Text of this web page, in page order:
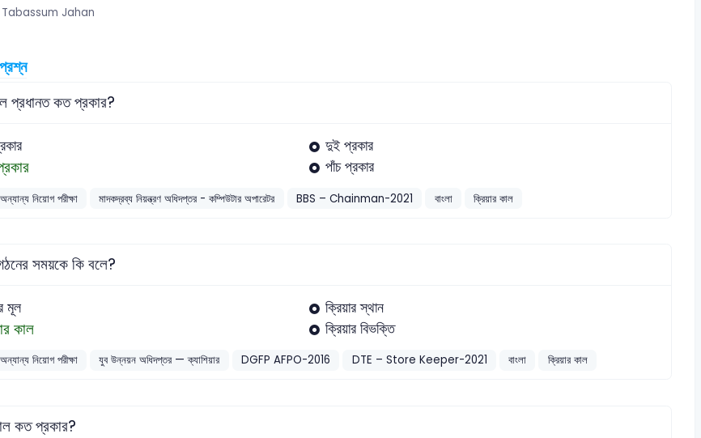
Jahan
প্রধানত কত প্রকার?
দুই প্রকার
পাঁচ প্রকার
নিয়োগ পরীক্ষা মাদকদ্রব্য নিয়ন্ত্রণ অধিদপ্তর - কম্পিউটার অপারেটর BBS – Chainman-2021 বাংলা ক্রিয়ার কাল
সময়কে কি বলে?
মূল ক্রিয়ার স্থান
কাল ক্রিয়ার বিভক্তি
নিয়োগ পরীক্ষা যুব উন্নয়ন অধিদপ্তর — ক্যাশিয়ার DGFP AFPO-2016 DTE – Store Keeper-2021 বাংলা ক্রিয়ার কাল
কত প্রকার?